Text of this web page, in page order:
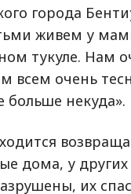
города
живем у
тукуле. Нам
всем очень
больше некуда».
дома, у
их